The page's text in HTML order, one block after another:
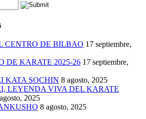
CENTRO DE BILBAO 17 septiembre,
DE KARATE 2025-26 17 septiembre,
KATA SOCHIN 8 agosto, 2025
LEYENDA VIVA DEL KARATE
2025
8 agosto, 2025